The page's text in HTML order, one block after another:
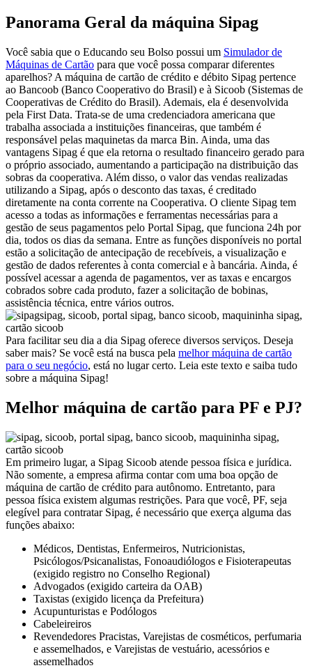
Panorama Geral da máquina Sipag
Você sabia que o Educando seu Bolso possui um Simulador de
Máquinas de Cartão para que você possa comparar diferentes
aparelhos? A máquina de cartão de crédito e débito Sipag pertence
ao Bancoob (Banco Cooperativo do Brasil) e à Sicoob (Sistemas de
Cooperativas de Crédito do Brasil). Ademais, ela é desenvolvida
pela First Data. Trata-se de uma credenciadora americana que
trabalha associada a instituições financeiras, que também é
responsável pelas maquinetas da marca Bin. Ainda, uma das
vantagens Sipag é que ela retorna o resultado financeiro gerado para
o próprio associado, aumentando a participação na distribuição das
sobras da cooperativa. Além disso, o valor das vendas realizadas
utilizando a Sipag, após o desconto das taxas, é creditado
diretamente na conta corrente na Cooperativa. O cliente Sipag tem
acesso a todas as informações e ferramentas necessárias para a
gestão de seus pagamentos pelo Portal Sipag, que funciona 24h por
dia, todos os dias da semana. Entre as funções disponíveis no portal
estão a solicitação de antecipação de recebíveis, a visualização e
gestão de dados referentes à conta comercial e à bancária. Ainda, é
possível acessar a agenda de pagamentos, ver as taxas e encargos
cobrados sobre cada produto, fazer a solicitação de bobinas,
assistência técnica, entre vários outros.
Para facilitar seu dia a dia Sipag oferece diversos serviços. Deseja
saber mais? Se você está na busca pela melhor máquina de cartão
para o seu negócio, está no lugar certo. Leia este texto e saiba tudo
sobre a máquina Sipag!
Melhor máquina de cartão para PF e PJ?
Em primeiro lugar, a Sipag Sicoob atende pessoa física e jurídica.
Não somente, a empresa afirma contar com uma boa opção de
máquina de cartão de crédito para autônomo. Entretanto, para
pessoa física existem algumas restrições. Para que você, PF, seja
elegível para contratar Sipag, é necessário que exerça alguma das
funções abaixo:
Médicos, Dentistas, Enfermeiros, Nutricionistas,
Psicólogos/Psicanalistas, Fonoaudiólogos e Fisioterapeutas
(exigido registro no Conselho Regional)
Advogados (exigido carteira da OAB)
Taxistas (exigido licença da Prefeitura)
Acupunturistas e Podólogos
Cabeleireiros
Revendedores Pracistas, Varejistas de cosméticos, perfumaria
e assemelhados, e Varejistas de vestuário, acessórios e
assemelhados